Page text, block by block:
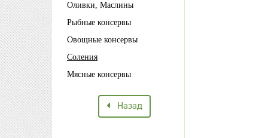
Оливки, Маслины
Рыбные консервы
Овощные консервы
Соления
Мясные консервы
Назад